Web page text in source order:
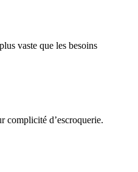
vaste que les besoins
complicité d’escroquerie.